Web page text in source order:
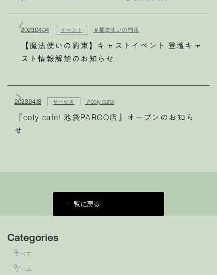
Categories
すべて
ゲーム
2023.04.04 イベント #魔法使いの約束
【魔法使いの約束】キャストイベント 登壇キャ
スト情報解禁のお知らせ
2023.04.18 サービス #coly cafe!
『coly cafe! 池袋PARCO店』オープンのお知ら
せ
一覧に戻る